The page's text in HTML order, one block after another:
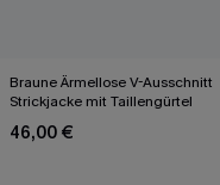
Braune Ärmellose V-Ausschnitt
Strickjacke mit Taillengürtel
46,00 €